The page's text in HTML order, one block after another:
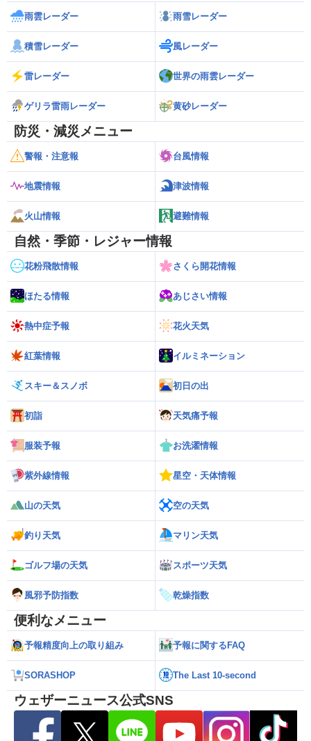
雨雲レーダー 雨雪レーダー
積雪レーダー 風レーダー
雷レーダー 世界の雨雲レーダー
ゲリラ雷雨レーダー 黄砂レーダー
防災・減災メニュー
警報・注意報 台風情報
地震情報 津波情報
火山情報 避難情報
自然・季節・レジャー情報
花粉飛散情報 さくら開花情報
ほたる情報 あじさい情報
熱中症予報 花火天気
紅葉情報 イルミネーション
スキー＆スノボ 初日の出
初詣 天気痛予報
服装予報 お洗濯情報
紫外線情報 星空・天体情報
山の天気 空の天気
釣り天気 マリン天気
ゴルフ場の天気 スポーツ天気
風邪予防指数 乾燥指数
便利なメニュー
予報精度向上の取り組み 予報に関するFAQ
SORASHOP The Last 10-second
ウェザーニュース公式SNS